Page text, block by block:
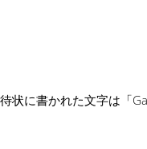
状に書かれた文字は「